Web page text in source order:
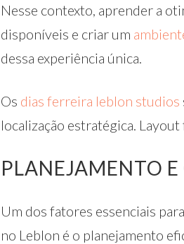
Nesse contexto, aprender a
disponíveis e criar um
dessa experiência única.
Os dias ferreira leblon studios
localização estratégica.
PLANEJAMENTO
Um dos fatores essenciais
no Leblon é o planejamento